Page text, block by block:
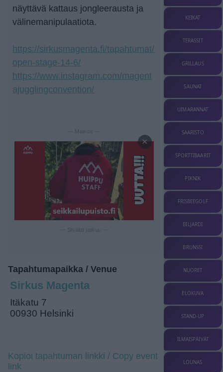
näyttävä kattaus jongleerausta ja
välinemanipulaatiota.
https://sirkusmagenta.fi/tapahtumat/
open-stage-14-6/
https://www.instagram.com/magent
ajugglingconvention/
— Mainos —
×
Tapahtumapaikka / Venue
Sirkus Magenta
Itäkatu 7
00930 Helsinki
Kopioi tapahtuman linkki / Copy event
link
KEIKAT
TERASSIT
GRILLAUS
SAUNAT
UIMARANNAT
SAARISTO
SPORTTIBAARIT
PIKNIK
FRISBEEGOLF
BILJARDI
BRUNSSI
NUORET
ELOKUVA
STAND-UP
ILMAISPÄIVÄT
LOUNAS